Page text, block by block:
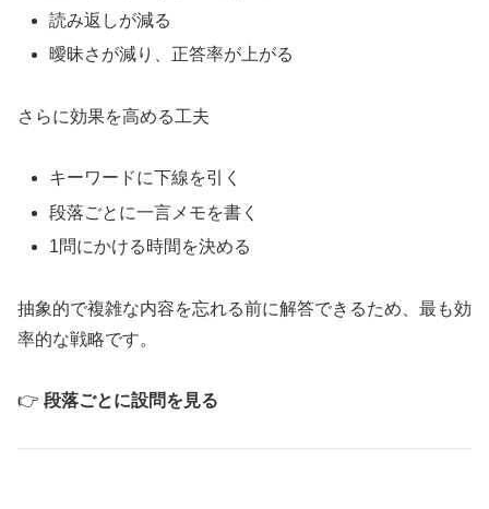
読み返しが減る
曖昧さが減り、正答率が上がる
さらに効果を高める工夫
キーワードに下線を引く
段落ごとに一言メモを書く
1問にかける時間を決める
抽象的で複雑な内容を忘れる前に解答できるため、最も効
率的な戦略です。
👉 段落ごとに設問を見る